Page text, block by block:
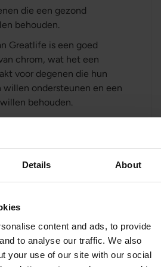
Details About
content and ads, to provide
to analyse our traffic. We also
your use of our site with our social
die een gezond
behouden.
Greatlife is een goed
chrom, wat het een
voor degenen die hun
ondersteunen en een
behouden.
vormen van chrom, wat
maakt voor degenen die
willen maximaliseren.